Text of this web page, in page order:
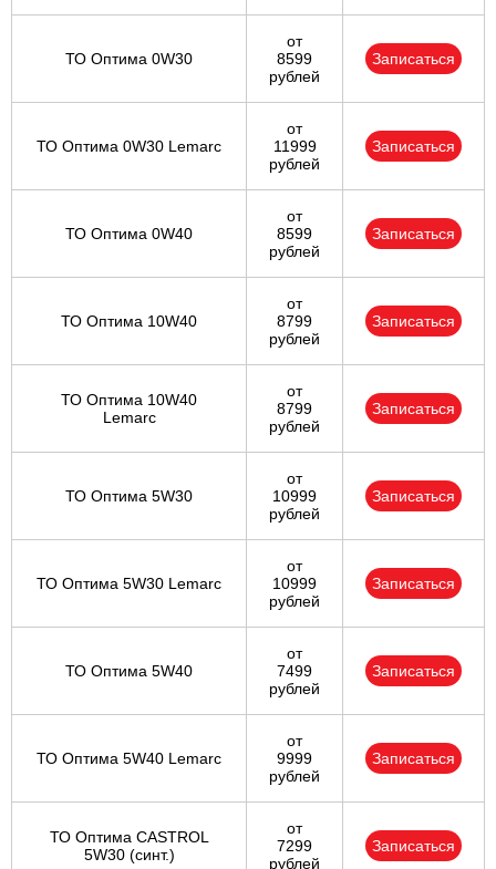
ТО Оптима 0W30
от
8599
рублей
Записаться
ТО Оптима 0W30 Lemarc
от
11999
рублей
Записаться
ТО Оптима 0W40
от
8599
рублей
Записаться
ТО Оптима 10W40
от
8799
рублей
Записаться
ТО Оптима 10W40
Lemarc
от
8799
рублей
Записаться
ТО Оптима 5W30
от
10999
рублей
Записаться
ТО Оптима 5W30 Lemarc
от
10999
рублей
Записаться
ТО Оптима 5W40
от
7499
рублей
Записаться
ТО Оптима 5W40 Lemarc
от
9999
рублей
Записаться
ТО Оптима CASTROL
5W30 (синт.)
от
7299
рублей
Записаться